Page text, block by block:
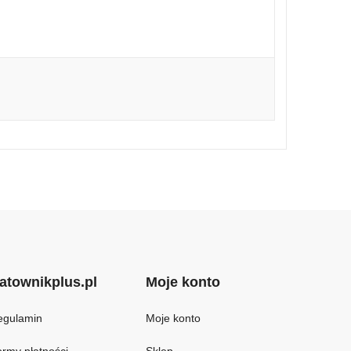
Moje konto
Moje konto